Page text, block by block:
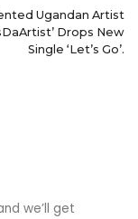
Ugandan Artist
Drops New
Single ‘Let’s Go’.
we’ll get